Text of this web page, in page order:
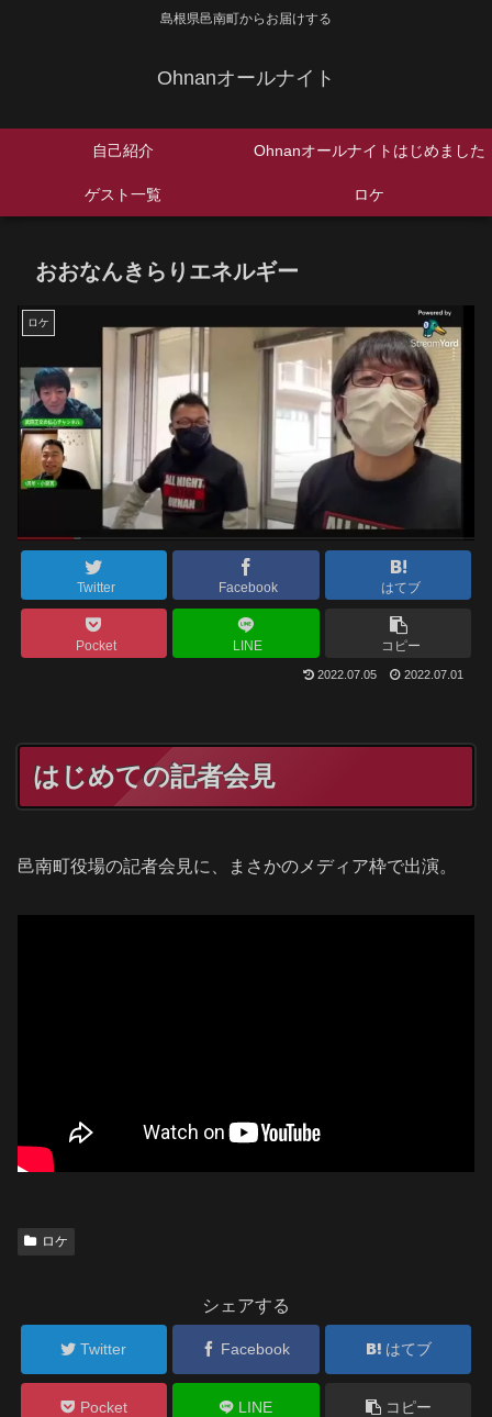
島根県邑南町からお届けする
Ohnanオールナイト
自己紹介 Ohnanオールナイトはじめました
ゲスト一覧 ロケ
おおなんきらりエネルギー
ロケ
Twitter Facebook はてブ
Pocket LINE コピー
2022.07.05 2022.07.01
はじめての記者会見
邑南町役場の記者会見に、まさかのメディア枠で出演。
ロケ
シェアする
Twitter Facebook はてブ
Pocket LINE コピー